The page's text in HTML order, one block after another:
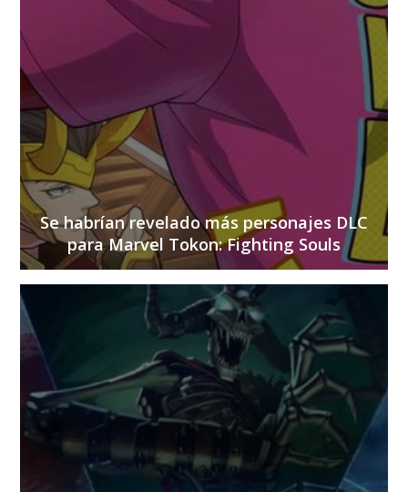
Se habrían revelado más personajes DLC
para Marvel Tokon: Fighting Souls